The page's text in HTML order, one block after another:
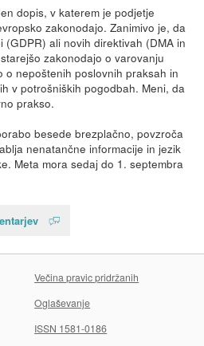
dopis, v katerem je podjetje
zakonodajo. Zanimivo je, da
ali novih direktivah (DMA in
zakonodajo o varovanju
o nepoštenih poslovnih praksah in
v potrošniških pogodbah. Meni, da
prakso.
besede brezplačno, povzroča
nenatančne informacije in jezik
Meta mora sedaj do 1. septembra
Večina pravic pridržanih
Oglaševanje
ISSN 1581-0186